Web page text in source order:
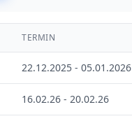
TERMIN
22.12.2025 - 05.01.2026
16.02.26 - 20.02.26